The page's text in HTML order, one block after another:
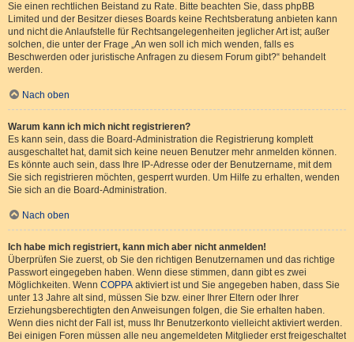
Sie einen rechtlichen Beistand zu Rate. Bitte beachten Sie, dass phpBB
Limited und der Besitzer dieses Boards keine Rechtsberatung anbieten kann
und nicht die Anlaufstelle für Rechtsangelegenheiten jeglicher Art ist; außer
solchen, die unter der Frage „An wen soll ich mich wenden, falls es
Beschwerden oder juristische Anfragen zu diesem Forum gibt?“ behandelt
werden.
Nach oben
Warum kann ich mich nicht registrieren?
Es kann sein, dass die Board-Administration die Registrierung komplett
ausgeschaltet hat, damit sich keine neuen Benutzer mehr anmelden können.
Es könnte auch sein, dass Ihre IP-Adresse oder der Benutzername, mit dem
Sie sich registrieren möchten, gesperrt wurden. Um Hilfe zu erhalten, wenden
Sie sich an die Board-Administration.
Nach oben
Ich habe mich registriert, kann mich aber nicht anmelden!
Überprüfen Sie zuerst, ob Sie den richtigen Benutzernamen und das richtige
Passwort eingegeben haben. Wenn diese stimmen, dann gibt es zwei
Möglichkeiten. Wenn COPPA aktiviert ist und Sie angegeben haben, dass Sie
unter 13 Jahre alt sind, müssen Sie bzw. einer Ihrer Eltern oder Ihrer
Erziehungsberechtigten den Anweisungen folgen, die Sie erhalten haben.
Wenn dies nicht der Fall ist, muss Ihr Benutzerkonto vielleicht aktiviert werden.
Bei einigen Foren müssen alle neu angemeldeten Mitglieder erst freigeschaltet